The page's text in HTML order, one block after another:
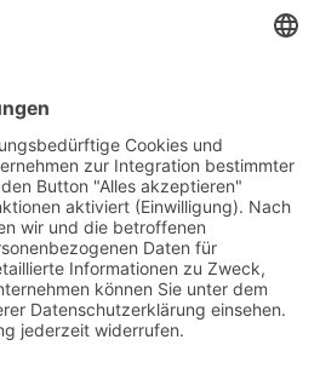
in der professionellen
Verständnis und
ermöglicht. Ihre
Mediationund
überschätzt werden.
bei Konflikten in Familie,